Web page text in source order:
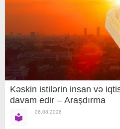
Kəskin istilərin insan və
davam edir – Araşdırma
06.08.2026